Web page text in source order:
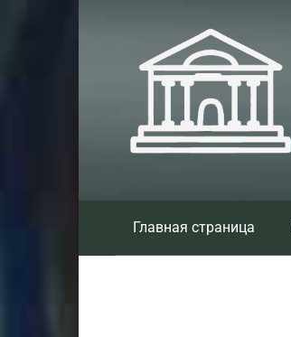
Главная страница